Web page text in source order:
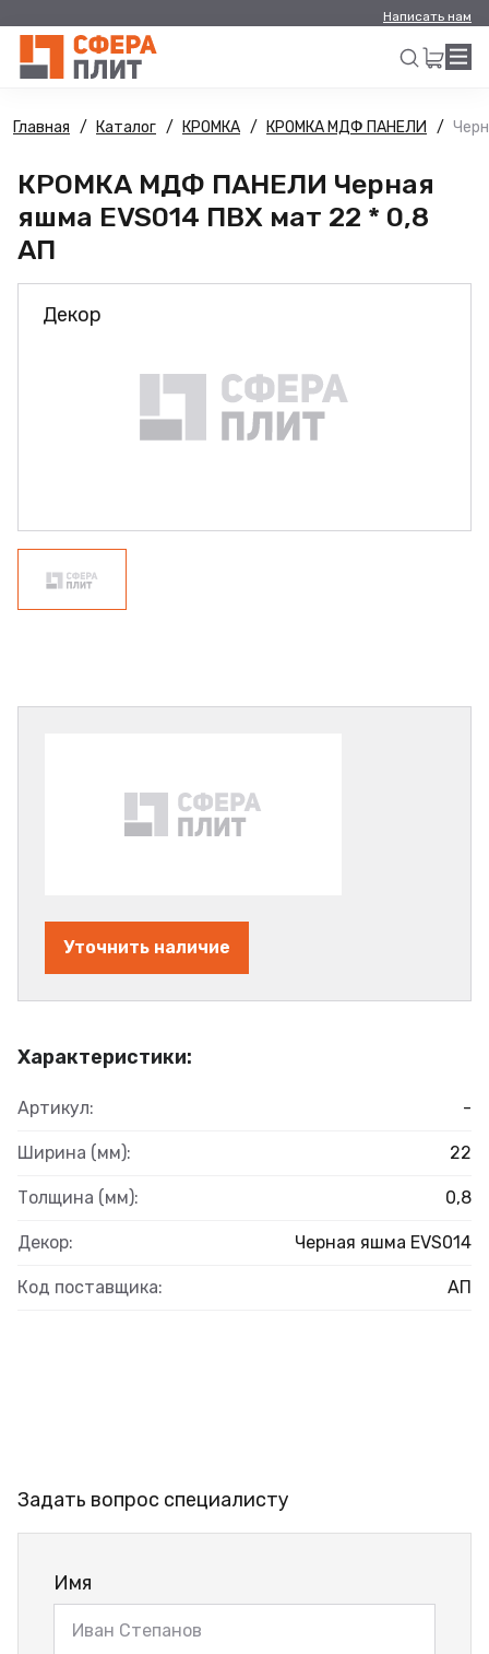
Написать нам
Искать
Главная Каталог КРОМКА КРОМКА МДФ ПАНЕЛИ
КРОМКА МДФ ПАНЕЛИ Черная
яшма EVS014 ПВХ мат 22 * 0,8
АП
Декор
Характеристики:
Артикул: -
Ширина (мм): 22
Толщина (мм): 0,8
Декор: Черная яшма EVS014
Код поставщика: АП
Уточнить наличие
Задать вопрос специалисту
Имя